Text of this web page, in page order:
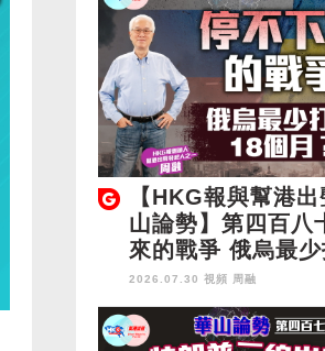
【HKG報與幫港
山論勢】第四百八
來的戰爭 俄烏最
2026.07.30 視頻 周融